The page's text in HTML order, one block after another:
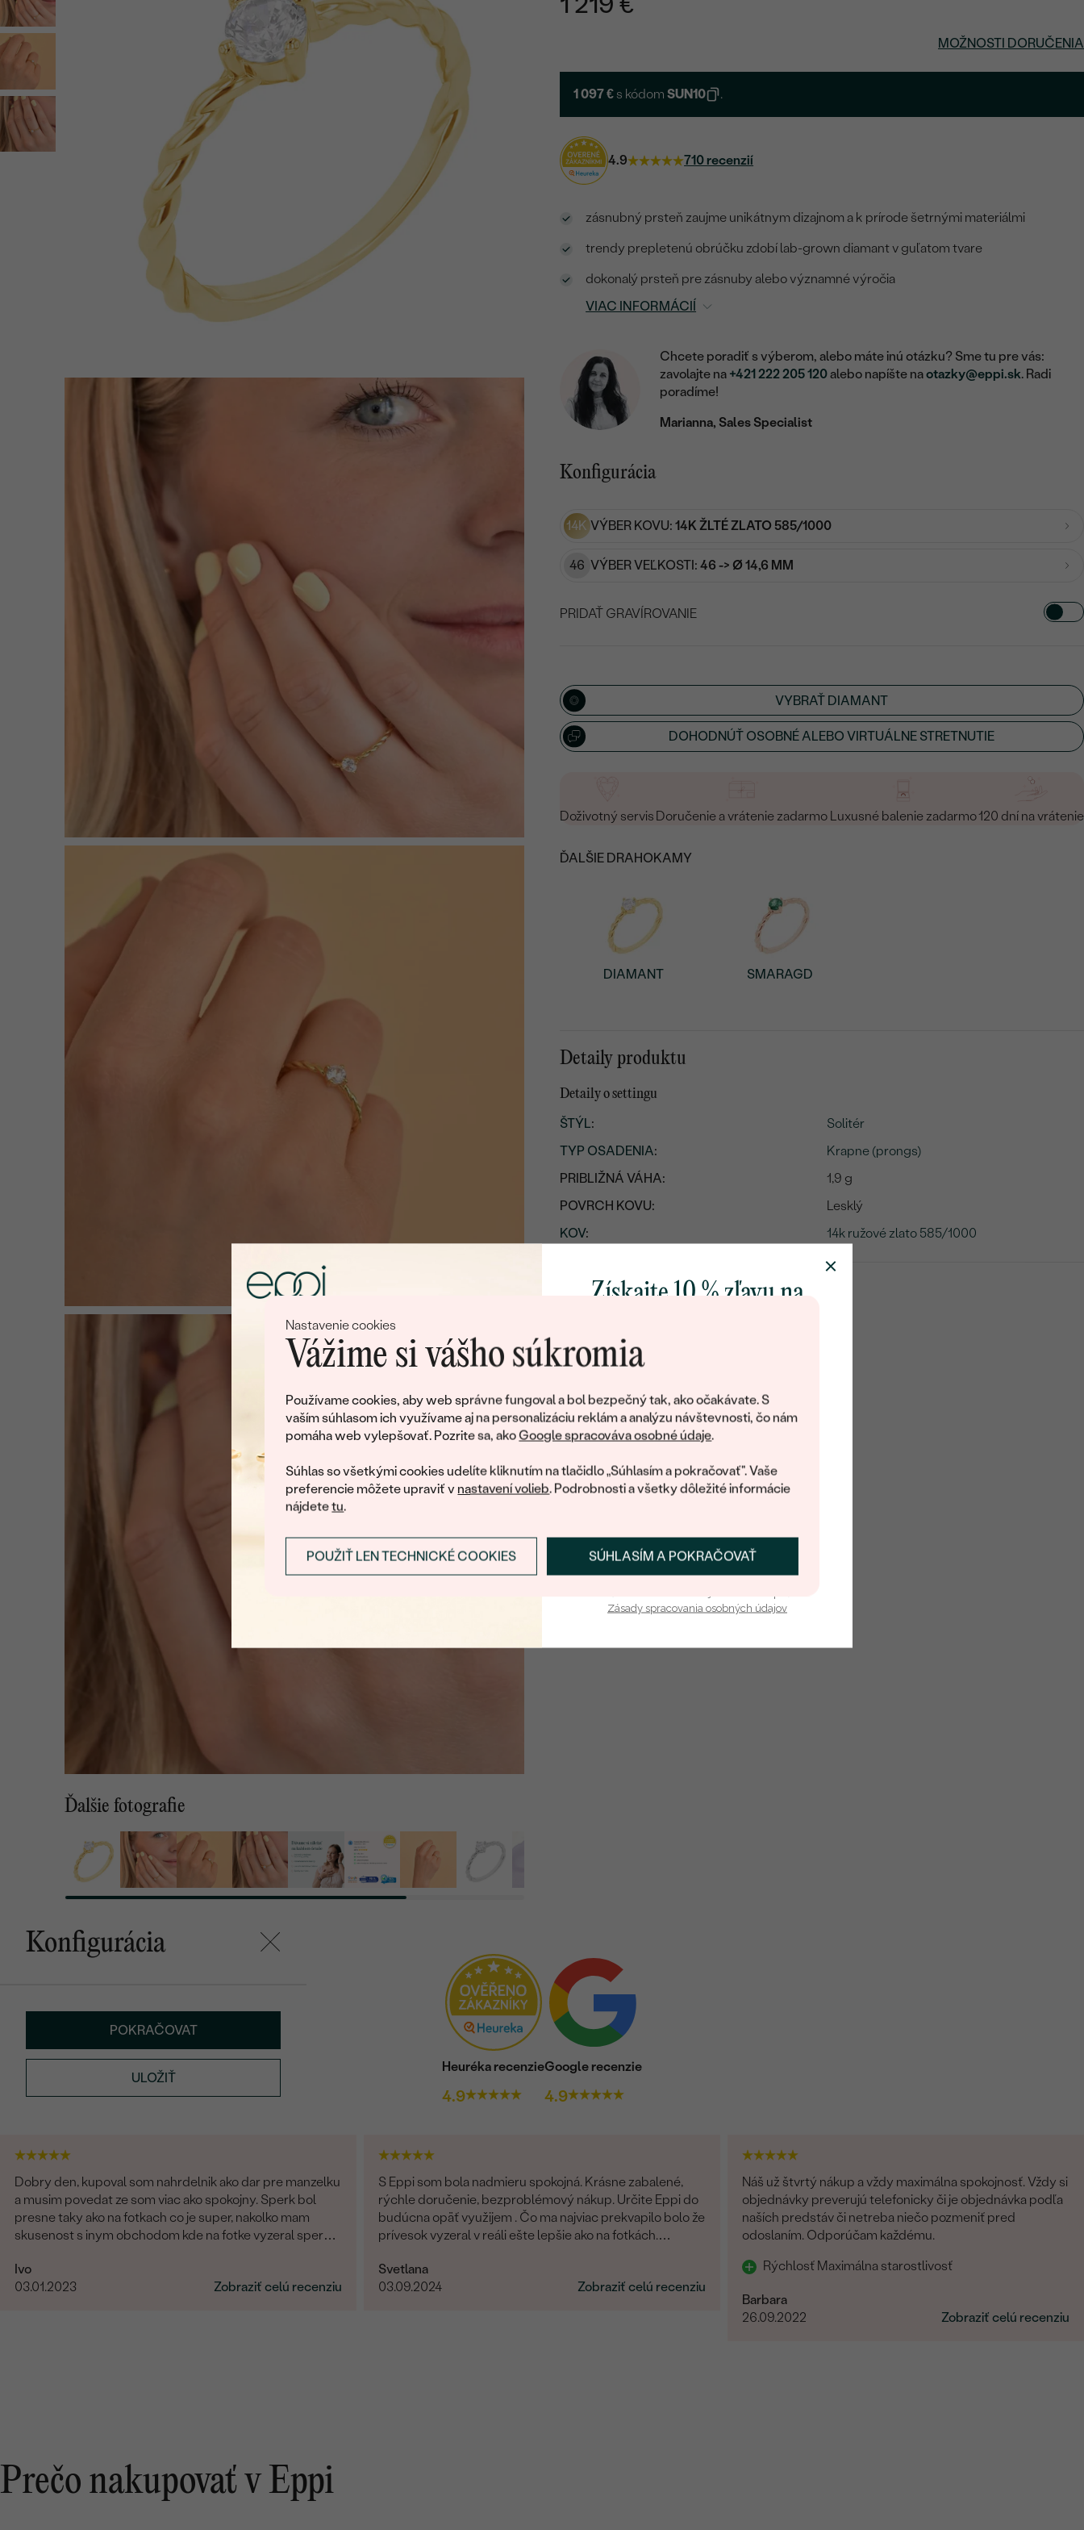
Nastavenie cookies
Vážime si vášho súkromia
Používame cookies, aby web správne fungoval a bol bezpečný tak, ako očakávate. S
vaším súhlasom ich využívame aj na personalizáciu reklám a analýzu návštevnosti, čo nám
pomáha web vylepšovať. Pozrite sa, akoGoogle spracováva osobné údaje.
Súhlas so všetkými cookies udelíte kliknutím na tlačidlo „Súhlasím a pokračovať". Vaše
preferencie môžete upraviť v nastavení volieb. Podrobnosti a všetky dôležité informácie
nájdetetu.
SÚHLASÍM A POKRAČOVAŤ
POUŽIŤ LEN TECHNICKÉ COOKIES
Ďalšie fotografie
MOŽNOSTI DORUČENIA
1 097 € s kódomSUN10 .
4.9 710 recenzií
zásnubný prsteň zaujme unikátnym dizajnom a k prírode šetrnými materiálmi
trendy prepletenú obrúčku zdobí lab-grown diamant v guľatom tvare
dokonalý prsteň pre zásnuby alebo významné výročia
VIAC INFORMÁCIÍ
Chcete poradiť s výberom, alebo máte inú otázku? Sme tu pre vás:
zavolajte na +421 222 205 120alebo napíšte naotazky@eppi.sk. Radi
poradíme!
Marianna, Sales Specialist
Konfigurácia
14K VÝBER KOVU: 14K ŽLTÉ ZLATO 585/1000
46 VÝBER VEĽKOSTI: 46 -> Ø 14,6 MM
PRIDAŤ GRAVÍROVANIE
Napíšte iniciály/text
15/ 15 ZNAKOV
VYBRAŤ DIAMANT
DOHODNÚŤ OSOBNÉ ALEBO VIRTUÁLNE STRETNUTIE
Doživotný servis Doručenie a vrátenie zadarmo Luxusné balenie zadarmo120 dní na vrátenie
ĎALŠIE DRAHOKAMY
DIAMANT SMARAGD
Detaily produktu
Detaily o settingu
ŠTÝL:
Solitér
TYP OSADENIA:
Krapne (prongs)
PRIBLIŽNÁ VÁHA:
1,9 g
POVRCH KOVU:
Lesklý
KOV: 14k ružové zlato 585/1000
Konfigurácia
POKRAČOVAT
ULOŽIŤ
Heuréka recenzie
4.9
Google recenzie
4.9
Dobry den, kupoval som nahrdelnik ako dar pre manzelku
a musim povedat ze som viac ako spokojny. Sperk bol
presne taky ako na fotkach co je super, nakolko mam
skusenost s inym obchodom kde na fotke vyzeral sperk
presne velkostne sedi s realitou (foto na krku). Naviac
sperk prisiel krasne zabaleny aj s rucne pisanym
Ivo
03.01.2023
Zobraziť celú recenziu
S Eppi som bola nadmieru spokojná. Krásne zabalené,
rýchle doručenie, bezproblémový nákup. Určite Eppi do
budúcna opäť využijem . Čo ma najviac prekvapilo bolo že
prívesok vyzeral v reáli ešte lepšie ako na fotkách.
týchto príveskom. V realite je to prepracovanie oveľa
viditelnejšie a krajšie ako na fotkách.
Svetlana
03.09.2024
Zobraziť celú recenziu
Náš už štvrtý nákup a vždy maximálna spokojnosť. Vždy si
objednávky preverujú telefonicky či je objednávka podľa
naších predstáv či netreba niečo pozmeniť pred
odoslaním. Odporúčam každému.
Rýchlosť Maximálna starostlivosť
Barbara
26.09.2022
Zobraziť celú recenziu
Prečo nakupovať v Eppi
Získajte 10 % zľavu na
poctivo vyrábaných šperkov Eppi.
Ako darček na privítanie vám
obratom pošleme zľavový kód na
Prihlásiť sa a získať zľavu
Zásady spracovania osobných údajov